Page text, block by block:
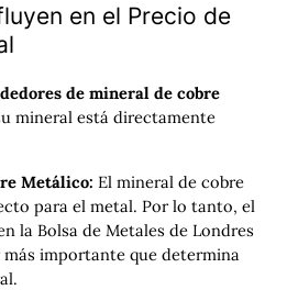
en el Precio de
de mineral de cobre
mineral está directamente
Metálico: El mineral de cobre
para el metal. Por lo tanto, el
la Bolsa de Metales de Londres
más importante que determina